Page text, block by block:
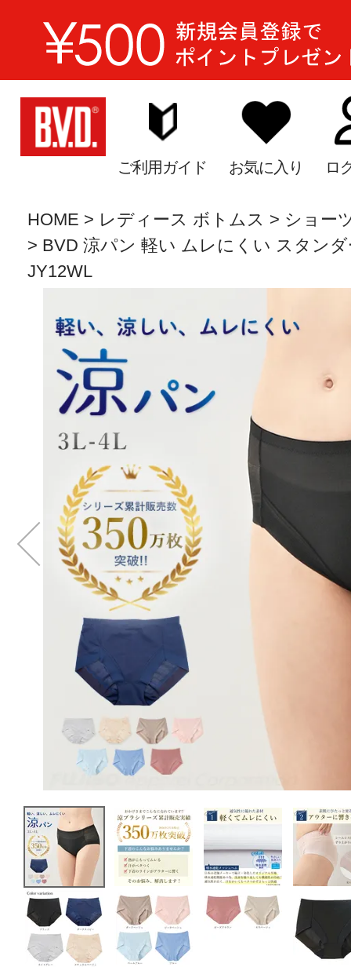
ご利用ガイド お気に入り ロ
HOME レディース ボトムス
ショー
BVD 涼パン 軽い ムレにくい スタン
JY12WL